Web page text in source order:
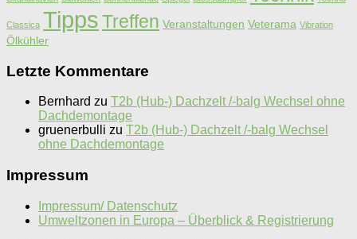
Classica TippsTreffen Veranstaltungen Veterama Vibration
Ölkühler
Letzte Kommentare
Bernhard zu T2b (Hub-) Dachzelt /-balg Wechsel ohne
Dachdemontage
gruenerbulli zu T2b (Hub-) Dachzelt /-balg Wechsel
ohne Dachdemontage
Impressum
Impressum/ Datenschutz
Umweltzonen in Europa – Überblick & Registrierung